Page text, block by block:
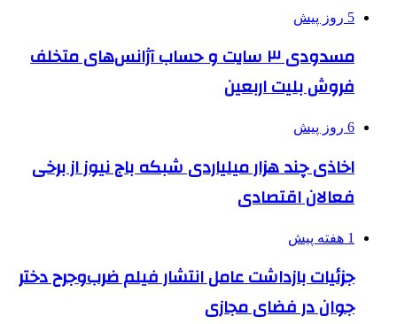
5 روز پیش
مسدودی ۳ سایت و حساب آژانس‌های متخلف
فروش بلیت اربعین
6 روز پیش
اخاذی چند هزار میلیاردی شبکه باج نیوز از برخی
فعالان اقتصادی
1 هفته پیش
جزئیات بازداشت عامل انتشار فیلم ضرب‌وجرح دختر
جوان در فضای مجازی